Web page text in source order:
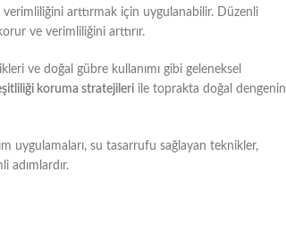
arttırmak için uygulanabilir. Düzenli
ve verimliliğini arttırır.
ve doğal gübre kullanımı gibi geleneksel
koruma stratejileri ile toprakta doğal dengenin
uygulamaları, su tasarrufu sağlayan teknikler,
adımlardır.